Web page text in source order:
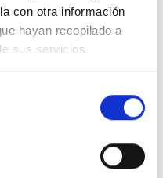
con otra información
hayan recopilado a
sus servicios.
con ingredientes
la sostenibilidad,